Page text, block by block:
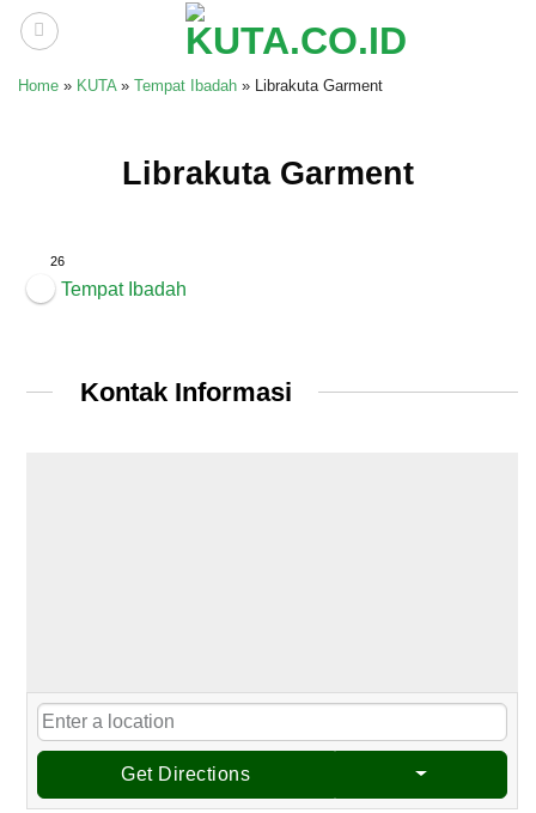
Skip
Home » KUTA» Tempat Ibadah » Librakuta Garment
Librakuta Garment
26
Tempat Ibadah
Kontak Informasi
Get Directions